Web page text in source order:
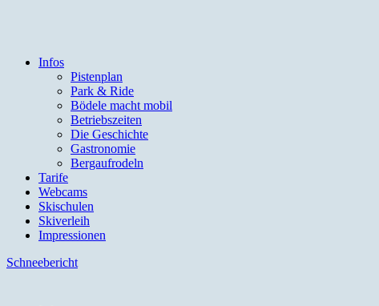
Infos
Pistenplan
Park & Ride
Bödele macht mobil
Betriebszeiten
Die Geschichte
Gastronomie
Bergaufrodeln
Tarife
Webcams
Skischulen
Skiverleih
Impressionen
Schneebericht